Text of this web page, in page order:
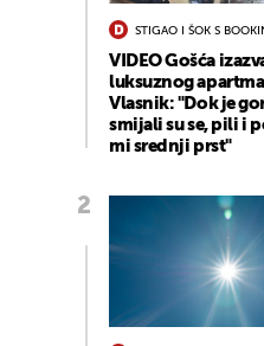
STIGAO I ŠOK S
VIDEO Gošća
luksuznog
Vlasnik: "Dok je
smijali su se, pili i
mi srednji prst"